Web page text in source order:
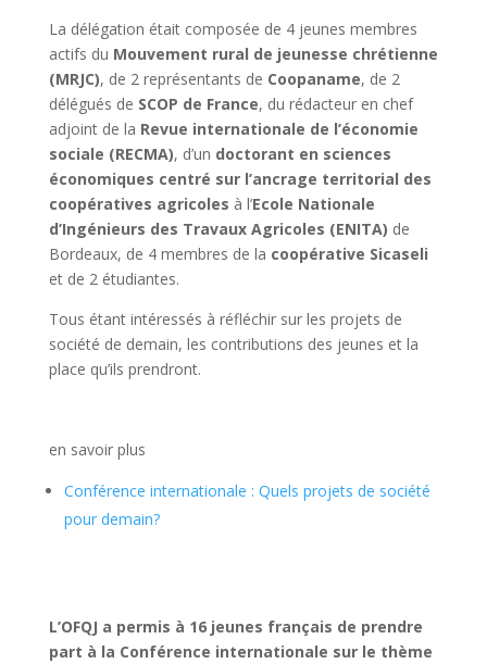
La délégation était composée de 4 jeunes membres
actifs du Mouvement rural de jeunesse chrétienne
(MRJC), de 2 représentants de Coopaname, de 2
délégués de SCOP de France, du rédacteur en chef
adjoint de la Revue internationale de l’économie
sociale (RECMA), d’un doctorant en sciences
économiques centré sur l’ancrage territorial des
coopératives agricoles à l’Ecole Nationale
d’Ingénieurs des Travaux Agricoles (ENITA) de
Bordeaux, de 4 membres de la coopérative Sicaseli
et de 2 étudiantes.
Tous étant intéressés à réfléchir sur les projets de
société de demain, les contributions des jeunes et la
place qu’ils prendront.
en savoir plus
Conférence internationale : Quels projets de société
pour demain?
L’OFQJ a permis à 16 jeunes français de prendre
part à la Conférence internationale sur le thème